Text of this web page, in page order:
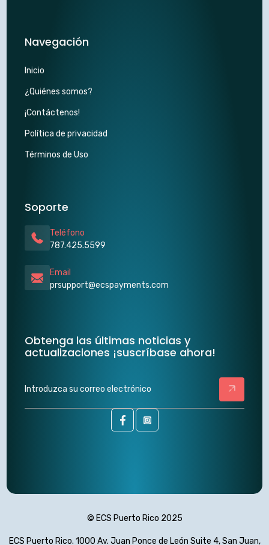
Navegación
Inicio
¿Quiénes somos?
¡Contáctenos!
Política de privacidad
Términos de Uso
Soporte
Teléfono
787.425.5599
Email
prsupport@ecspayments.com
Obtenga las últimas noticias y
actualizaciones ¡suscríbase ahora!
Introduzca
su
© ECS Puerto Rico 2025
ECS Puerto Rico. 1000 Av. Juan Ponce de León Suite 4, San Juan,